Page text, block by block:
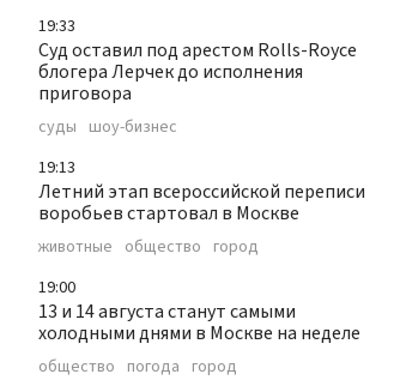
19:33
Суд оставил под арестом Rolls-Royce
блогера Лерчек до исполнения
приговора
суды шоу-бизнес
19:13
Летний этап всероссийской переписи
воробьев стартовал в Москве
животные общество город
19:00
13 и 14 августа станут самыми
холодными днями в Москве на неделе
общество погода город